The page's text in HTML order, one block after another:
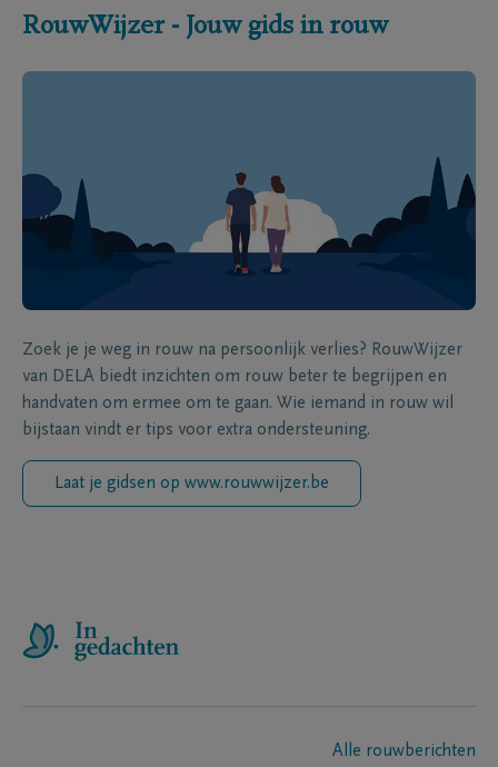
RouwWijzer - Jouw gids in rouw
Zoek je je weg in rouw na persoonlijk verlies? RouwWijzer
van DELA biedt inzichten om rouw beter te begrijpen en
handvaten om ermee om te gaan. Wie iemand in rouw wil
bijstaan vindt er tips voor extra ondersteuning.
Laat je gidsen op www.rouwwijzer.be
Alle rouwberichten